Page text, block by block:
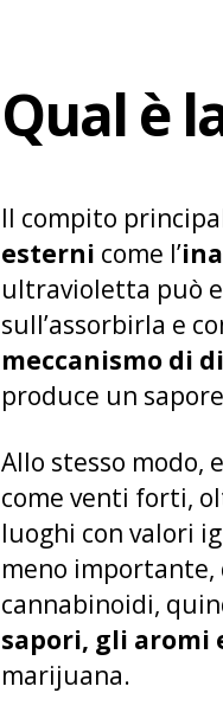
Qual è
Il compito
esterni come l’
ultravioletta può
sull’assorbirla e
meccanismo di
produce un
Allo stesso
come venti forti,
luoghi con valori
meno importante,
cannabinoidi,
sapori, gli aromi
marijuana.